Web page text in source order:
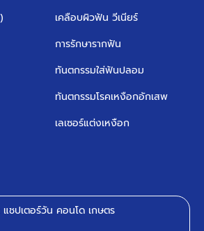
เคลือบผิวฟัน วีเนียร์
การรักษารากฟัน
ทันตกรรมใส่ฟันปลอม
ทันตกรรมโรคเหงือกอักเสพ
เลเซอร์แต่งเหงือก
ชปเตอร์วัน คอนโด เกษตร